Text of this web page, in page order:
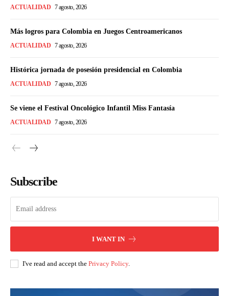
ACTUALIDAD 7 agosto, 2026
Más logros para Colombia en Juegos Centroamericanos
ACTUALIDAD 7 agosto, 2026
Histórica jornada de posesión presidencial en Colombia
ACTUALIDAD 7 agosto, 2026
Se viene el Festival Oncológico Infantil Miss Fantasía
ACTUALIDAD 7 agosto, 2026
Subscribe
I WANT IN
I've read and accept the Privacy Policy.